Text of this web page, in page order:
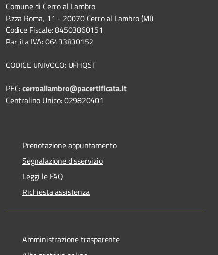
Comune di Cerro al Lambro
P.zza Roma, 11 - 20070 Cerro al Lambro (MI)
Codice Fiscale: 84503860151
Partita IVA: 06433830152
CODICE UNIVOCO: UFHQST
PEC:cerroallambro@pacertificata.it
Centralino Unico: 029820401
Prenotazione appuntamento
Segnalazione disservizio
Leggi le FAQ
Richiesta assistenza
Amministrazione trasparente